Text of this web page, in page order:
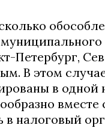
Петербург,
В этом
в одной
в налоговый